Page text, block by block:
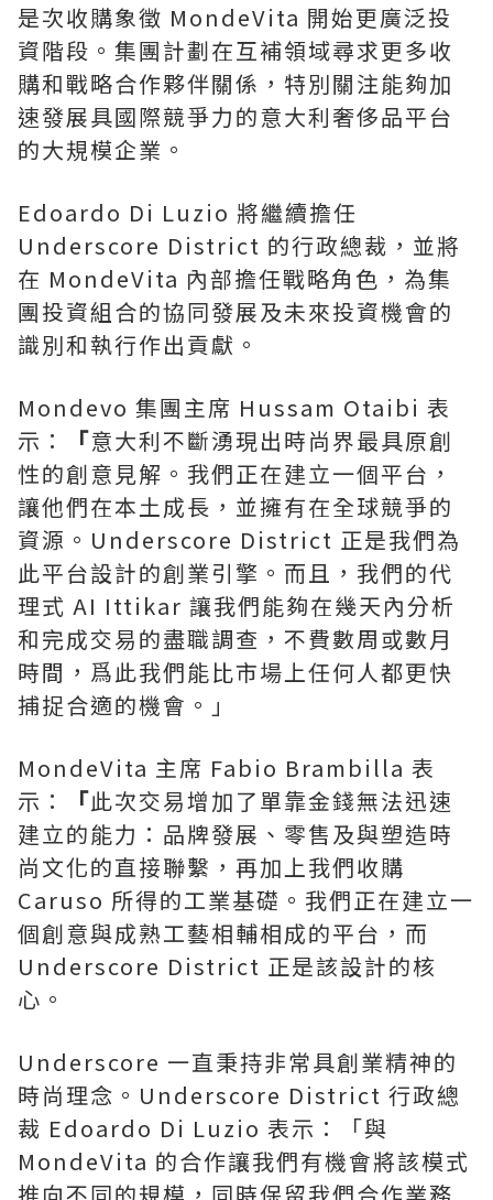
是次收購象徵 MondeVita 開始更廣泛投
資階段。集團計劃在互補領域尋求更多收
購和戰略合作夥伴關係，特別關注能夠加
速發展具國際競爭力的意大利奢侈品平台
的大規模企業。
Edoardo Di Luzio 將繼續擔任
Underscore District 的行政總裁，並將
在 MondeVita 內部擔任戰略角色，為集
團投資組合的協同發展及未來投資機會的
識別和執行作出貢獻。
Mondevo 集團主席 Hussam Otaibi 表
示：
「意大利不斷湧現出時尚界最具原創
性的創意見解。我們正在建立一個平台，
讓他們在本土成長，並擁有在全球競爭的
資源。Underscore District 正是我們為
此平台設計的創業引擎。而且，我們的代
理式 AI Ittikar 讓我們能夠在幾天內分析
和完成交易的盡職調查，不費數周或數月
時間，爲此我們能比市場上任何人都更快
捕捉合適的機會。」
MondeVita 主席 Fabio Brambilla 表
示：
「此次交易增加了單靠金錢無法迅速
建立的能力：品牌發展、零售及與塑造時
尚文化的直接聯繫，再加上我們收購
Caruso 所得的工業基礎。我們正在建立一
個創意與成熟工藝相輔相成的平台，而
Underscore District 正是該設計的核
心。
Underscore 一直秉持非常具創業精神的
時尚理念。Underscore District 行政總
裁 Edoardo Di Luzio 表示：「與
MondeVita 的合作讓我們有機會將該模式